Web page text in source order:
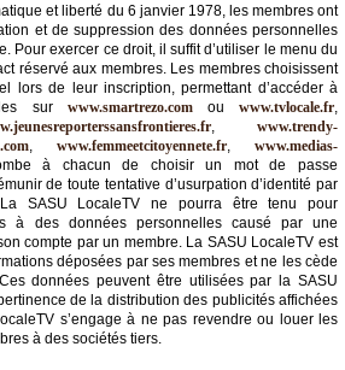
et liberté du 6 janvier 1978, les membres ont
et de suppression des données personnelles
Pour exercer ce droit, il suffit d’utiliser le menu du
réservé aux membres. Les membres choisissent
lors de leur inscription, permettant d’accéder à
sur www.smartrezo.comouwww.tvlocale.fr
, www.trendy-
www.femmeetcitoyennete.fr
www.medias-
à chacun de choisir un mot de passe
de toute tentative d’usurpation d’identité par
SASU LocaleTV ne pourra être tenu pour
à des données personnelles causé par une
compte par un membre. La SASU LocaleTV est
déposées par ses membres et ne les cède
données peuvent être utilisées par la SASU
de la distribution des publicités affichées
s’engage à ne pas revendre ou louer les
à des sociétés tiers.